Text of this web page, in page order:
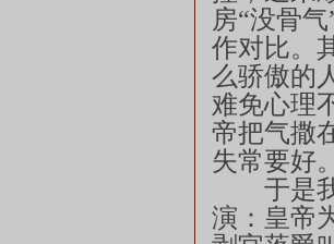
房“没骨
作对比。
么骄傲的
难免心理
帝把气撒
失常要好
于是我
演：皇帝